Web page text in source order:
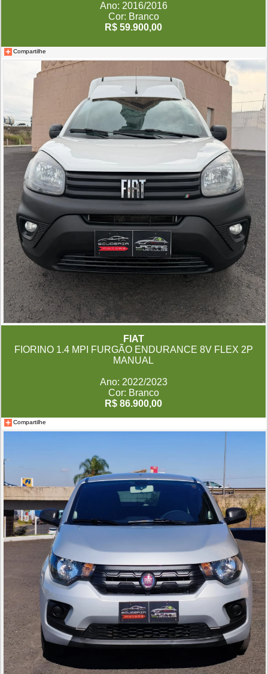
Ano: 2016/2016
Cor: Branco
R$ 59.900,00
Compartilhe
FIAT
FIORINO 1.4 MPI FURGÃO ENDURANCE 8V FLEX 2P
MANUAL
Ano: 2022/2023
Cor: Branco
R$ 86.900,00
Compartilhe